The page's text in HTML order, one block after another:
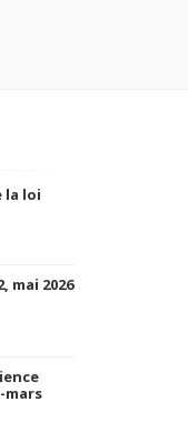
la loi
mai 2026
mars